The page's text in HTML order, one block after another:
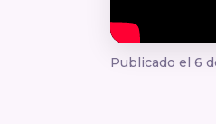
Publicado el 6